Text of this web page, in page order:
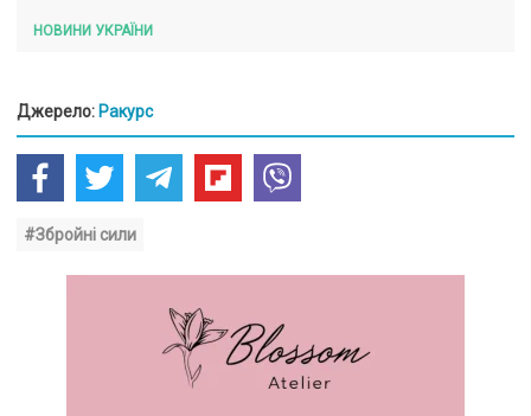
НОВИНИ УКРАЇНИ
Джерело: Ракурс
#Збройні сили